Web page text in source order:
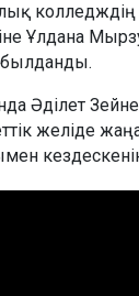
колледждің
Ұлдана
Әділет
желіде